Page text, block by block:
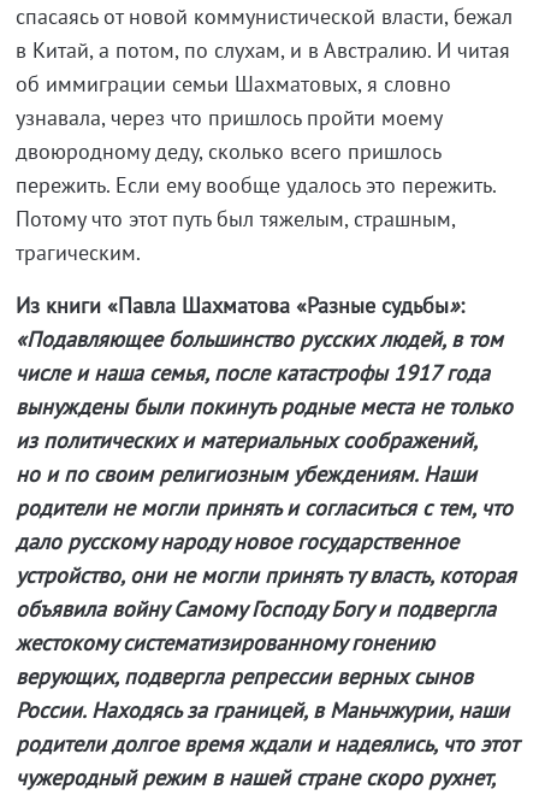
спасаясь от новой коммунистической власти, бежал
в Китай, а потом, по слухам, и в Австралию. И читая
об иммиграции семьи Шахматовых, я словно
узнавала, через что пришлось пройти моему
двоюродному деду, сколько всего пришлось
пережить. Если ему вообще удалось это пережить.
Потому что этот путь был тяжелым, страшным,
трагическим.
Из книги «Павла Шахматова «Разные судьбы»:
«Подавляющее большинство русских людей, в том
числе и наша семья, после катастрофы 1917 года
вынуждены были покинуть родные места не только
из политических и материальных соображений,
но и по своим религиозным убеждениям. Наши
родители не могли принять и согласиться с тем, что
дало русскому народу новое государственное
устройство, они не могли принять ту власть, которая
объявила войну Самому Господу Богу и подвергла
жестокому систематизированному гонению
верующих, подвергла репрессии верных сынов
России. Находясь за границей, в Маньчжурии, наши
родители долгое время ждали и надеялись, что этот
чужеродный режим в нашей стране скоро рухнет,